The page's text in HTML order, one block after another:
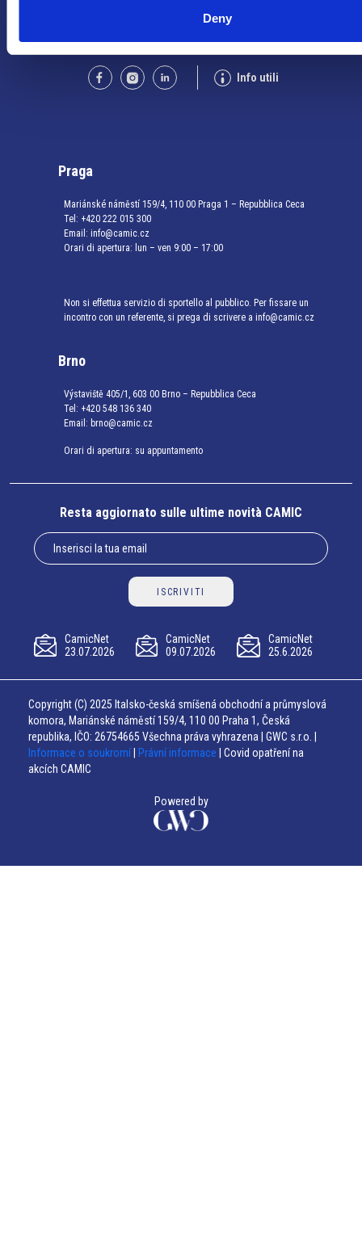
Deny
Info utili
Praga
Mariánské náměstí 159/4, 110 00 Praga 1 – Repubblica Ceca
Tel: +420 222 015 300
Email: info@camic.cz
Orari di apertura: lun – ven 9:00 – 17:00
Non si effettua servizio di sportello al pubblico. Per fissare un
incontro con un referente, si prega di scrivere a info@camic.cz
Brno
Výstaviště 405/1, 603 00 Brno – Repubblica Ceca
Tel: +420 548 136 340
Email: brno@camic.cz
Orari di apertura: su appuntamento
Resta aggiornato sulle ultime novità CAMIC
ISCRIVITI
CamicNet
23.07.2026
CamicNet
09.07.2026
CamicNet
25.6.2026
Copyright (C) 2025 Italsko-česká smíšená obchodní a průmyslová
komora, Mariánské náměstí 159/4, 110 00 Praha 1, Česká
republika, IČO: 26754665 Všechna práva vyhrazena | GWC s.r.o. |
Informace o soukromí
Právní informace | Covid opatření na
akcích CAMIC
Powered by